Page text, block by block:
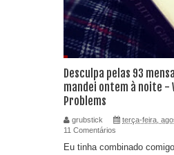
Desculpa pelas 93
mandei ontem à noite -
Problems
grubstick
terça-feira,
11 Comentários
Eu tinha combinado